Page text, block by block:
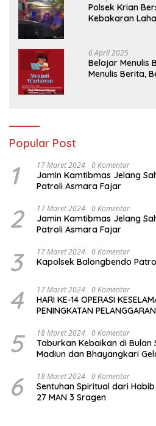
Polsek Krian
Kebakaran
6 April 2025
Belajar Menulis
Menulis Berita,
Popular Post
1 17 Maret 2024 0 Komentar
Jamin Kamtibmas Jelang
Patroli Asmara Fajar
2 17 Maret 2024 0 Komentar
Jamin Kamtibmas Jelang
Patroli Asmara Fajar
3 17 Maret 2024 0 Komentar
Kapolsek Balongbendo
4 17 Maret 2024 0 Komentar
HARI KE-14 OPERASI
PENINGKATAN
5 18 Maret 2024 0 Komentar
Taburkan Kebaikan di Bulan
Madiun dan Bhayangkari
6 18 Maret 2024 0 Komentar
Sentuhan Spiritual dari
27 MAN 3 Sragen